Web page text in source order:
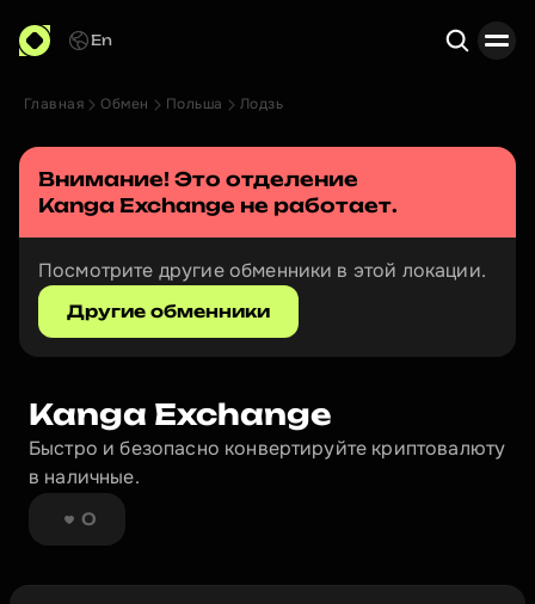
En
Главная Обмен Польша Лодзь
Внимание! Это отделение
Kanga Exchange не работает.
Посмотрите другие обменники в этой локации.
Другие обменники
Kanga Exchange
Быстро и безопасно конвертируйте криптовалюту
в наличные.
0